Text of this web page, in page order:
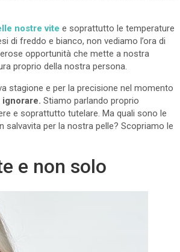
nostre vite e soprattutto le temperature
di freddo e bianco, non vediamo l’ora di
opportunità che mette a nostra
proprio della nostra persona.
stagione e per la precisione nel momento
Stiamo parlando proprio
e soprattutto tutelare. Ma quali sono le
per la nostra pelle? Scopriamo le
e non solo